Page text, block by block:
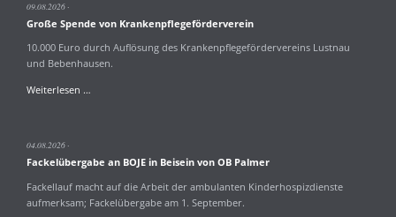
09.08.2026
Große Spende von Krankenpflegeförderverein
10.000 Euro durch Auflösung des Krankenpflegefördervereins Lustnau
und Bebenhausen.
Weiterlesen …
04.08.2026
Fackelübergabe an BOJE in Beisein von OB Palmer
Fackellauf macht auf die Arbeit der ambulanten Kinderhospizdienste
aufmerksam; Fackelübergabe am 1. September.